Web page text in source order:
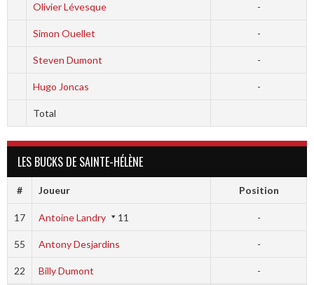
Olivier Lévesque -
Simon Ouellet -
Steven Dumont -
Hugo Joncas -
Total
LES BUCKS DE SAINTE-HÉLÈNE
# Joueur Position
17 Antoine Landry 11 -
55 Antony Desjardins -
22 Billy Dumont -